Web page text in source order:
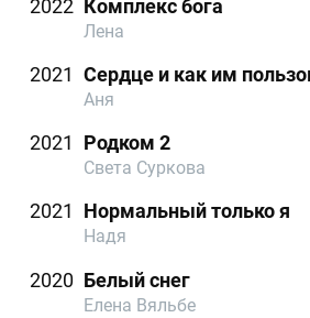
2022 Комплекс бога
Лена
2021 Сердце и как им
Аня
2021 Родком 2
Света Суркова
2021 Нормальный только я
Надя
2020 Белый снег
Елена Вяльбе